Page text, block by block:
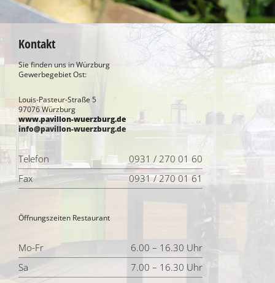
Kontakt
Sie finden uns in Würz­burg
Gewer­be­ge­biet Ost:
Louis-Pasteur-Straße 5
97076 Würz­burg
www.pavillon-wuerz­burg.de
info@pavillon-wuerz­burg.de
Telefon
0931 / 270 01 60
Fax
0931 / 270 01 61
Öffnungs­zeiten Restau­rant
Mo-Fr
6.00 – 16.30 Uhr
Sa
7.00 – 16.30 Uhr